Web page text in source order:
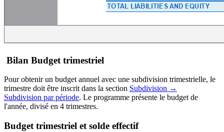
Bilan Budget trimestriel
Pour obtenir un budget annuel avec une subdivision trimestrielle, le
trimestre doit être inscrit dans la section Subdivision →
Subdivision par période. Le programme présente le budget de
l'année, divisé en 4 trimestres.
Budget trimestriel et solde effectif